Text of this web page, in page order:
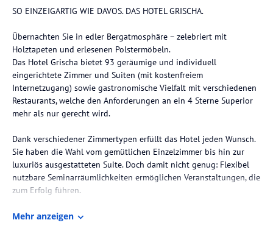
SO EINZEIGARTIG WIE DAVOS. DAS HOTEL GRISCHA.
Übernachten Sie in edler Bergatmosphäre – zelebriert mit
Holztapeten und erlesenen Polstermöbeln.
Das Hotel Grischa bietet 93 geräumige und individuell
eingerichtete Zimmer und Suiten (mit kostenfreiem
Internetzugang) sowie gastronomische Vielfalt mit verschiedenen
Restaurants, welche den Anforderungen an ein 4 Sterne Superior
mehr als nur gerecht wird.
Dank verschiedener Zimmertypen erfüllt das Hotel jeden Wunsch.
Sie haben die Wahl vom gemütlichen Einzelzimmer bis hin zur
luxuriös ausgestatteten Suite. Doch damit nicht genug: Flexibel
nutzbare Seminarräumlichkeiten ermöglichen Veranstaltungen, die
zum Erfolg führen.
Die Lage des Hotels
Mehr anzeigen